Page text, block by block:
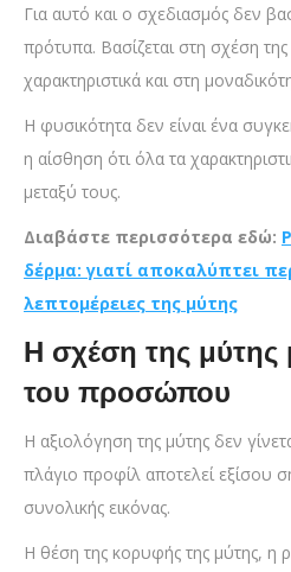
Για αυτό και ο σχεδιασμός δεν
πρότυπα. Βασίζεται στη σχέση
χαρακτηριστικά και στη
Η φυσικότητα δεν είναι ένα
η αίσθηση ότι όλα τα
μεταξύ τους.
Διαβάστε περισσότερα εδώ:
δέρμα: γιατί αποκαλύπτει
λεπτομέρειες της μύτης
Η σχέση της μύτης
του προσώπου
Η αξιολόγηση της μύτης δεν
πλάγιο προφίλ αποτελεί εξίσου
συνολικής εικόνας.
Η θέση της κορυφής της μύτης, η